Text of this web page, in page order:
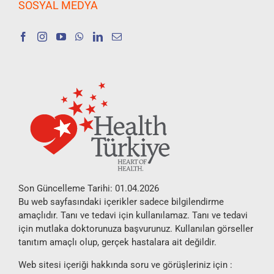
SOSYAL MEDYA
Son Güncelleme Tarihi: 01.04.2026
Bu web sayfasındaki içerikler sadece bilgilendirme
amaçlıdır. Tanı ve tedavi için kullanılamaz. Tanı ve tedavi
için mutlaka doktorunuza başvurunuz. Kullanılan görseller
tanıtım amaçlı olup, gerçek hastalara ait değildir.
Web sitesi içeriği hakkında soru ve görüşleriniz için :